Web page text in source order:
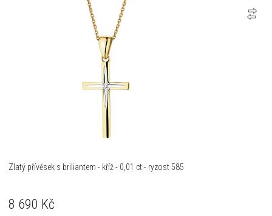
Zlatý přívěsek s briliantem - kříž - 0,01 ct - ryzost 585
8 690 Kč